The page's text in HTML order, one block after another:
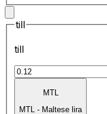
till
till
MTL
MTL - Maltese lira